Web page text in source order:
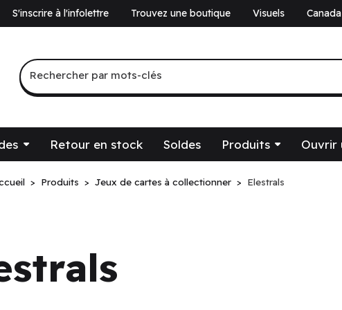
S'inscrire à l'infolettre Trouvez une boutique Visuels
Recherche par mots-clés
Rechercher par mots-clés
Retour en stock Soldes Produits Ouvrir
Produits Jeux de cartes à collectionner Elestrals